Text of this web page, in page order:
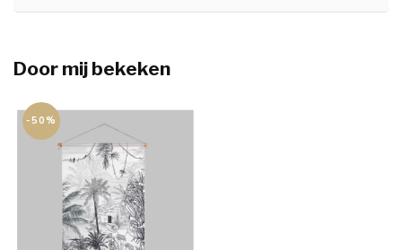
Door mij bekeken
-50%